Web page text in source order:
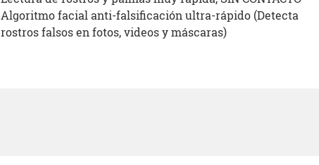
Algoritmo facial anti-falsificación ultra-rápido (Detecta
rostros falsos en fotos, videos y máscaras)